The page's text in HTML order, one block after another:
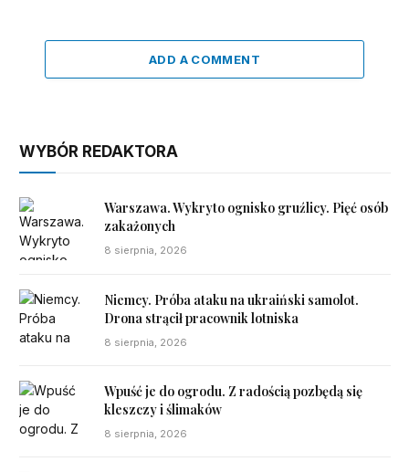
ADD A COMMENT
WYBÓR REDAKTORA
Warszawa. Wykryto ognisko gruźlicy. Pięć osób
zakażonych
8 sierpnia, 2026
Niemcy. Próba ataku na ukraiński samolot.
Drona strącił pracownik lotniska
8 sierpnia, 2026
Wpuść je do ogrodu. Z radością pozbędą się
kleszczy i ślimaków
8 sierpnia, 2026